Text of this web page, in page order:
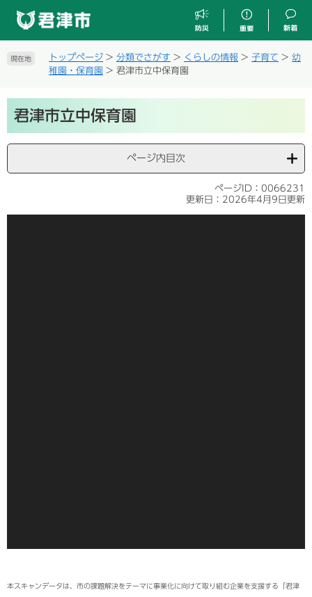
現在地 トップページ > 分類でさがす > くらしの情報 > 子育て > 幼
稚園・保育園 > 君津市立中保育園
文君津市立中保育園
ページ内目次
ページID：0066231
更新日：2026年4月9日更新
本スキャンデータは、市の課題解決をテーマに事業化に向けて取り組む企業を支援する「君津